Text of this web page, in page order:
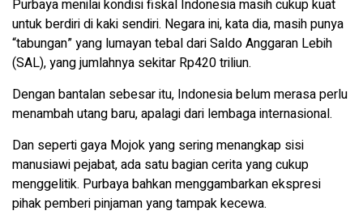
Purbaya menilai kondisi fiskal Indonesia masih cukup kuat
untuk berdiri di kaki sendiri. Negara ini, kata dia, masih punya
“tabungan” yang lumayan tebal dari Saldo Anggaran Lebih
(SAL), yang jumlahnya sekitar Rp420 triliun.
Dengan bantalan sebesar itu, Indonesia belum merasa perlu
menambah utang baru, apalagi dari lembaga internasional.
Dan seperti gaya Mojok yang sering menangkap sisi
manusiawi pejabat, ada satu bagian cerita yang cukup
menggelitik. Purbaya bahkan menggambarkan ekspresi
pihak pemberi pinjaman yang tampak kecewa.